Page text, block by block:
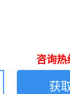
咨询热
获